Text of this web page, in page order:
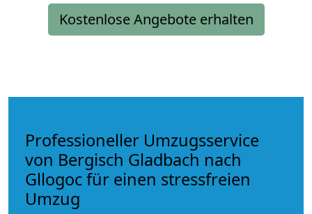
Kostenlose Angebote erhalten
Professioneller Umzugsservice
von Bergisch Gladbach nach
Gllogoc für einen stressfreien
Umzug